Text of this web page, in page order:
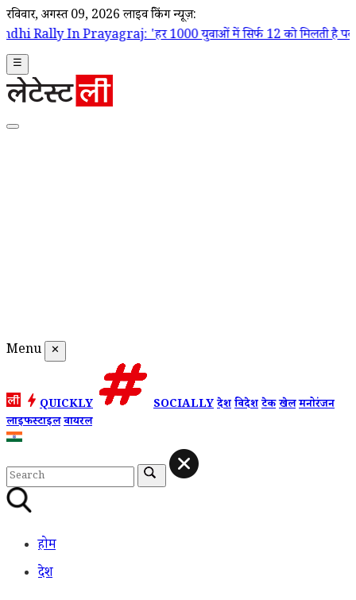
रविवार, अगस्त 09, 2026 लाइव ब्रेकिंग न्यूज़:
'हर 1000 युवाओं में सिर्फ 12 को मिलती है पक्की नौकरी',
☰
Menu ✕
QUICKLY SOCIALLYदेशविदेशटेकखेलमनोरंजन
लाइफस्टाइलवायरल
होम
देश